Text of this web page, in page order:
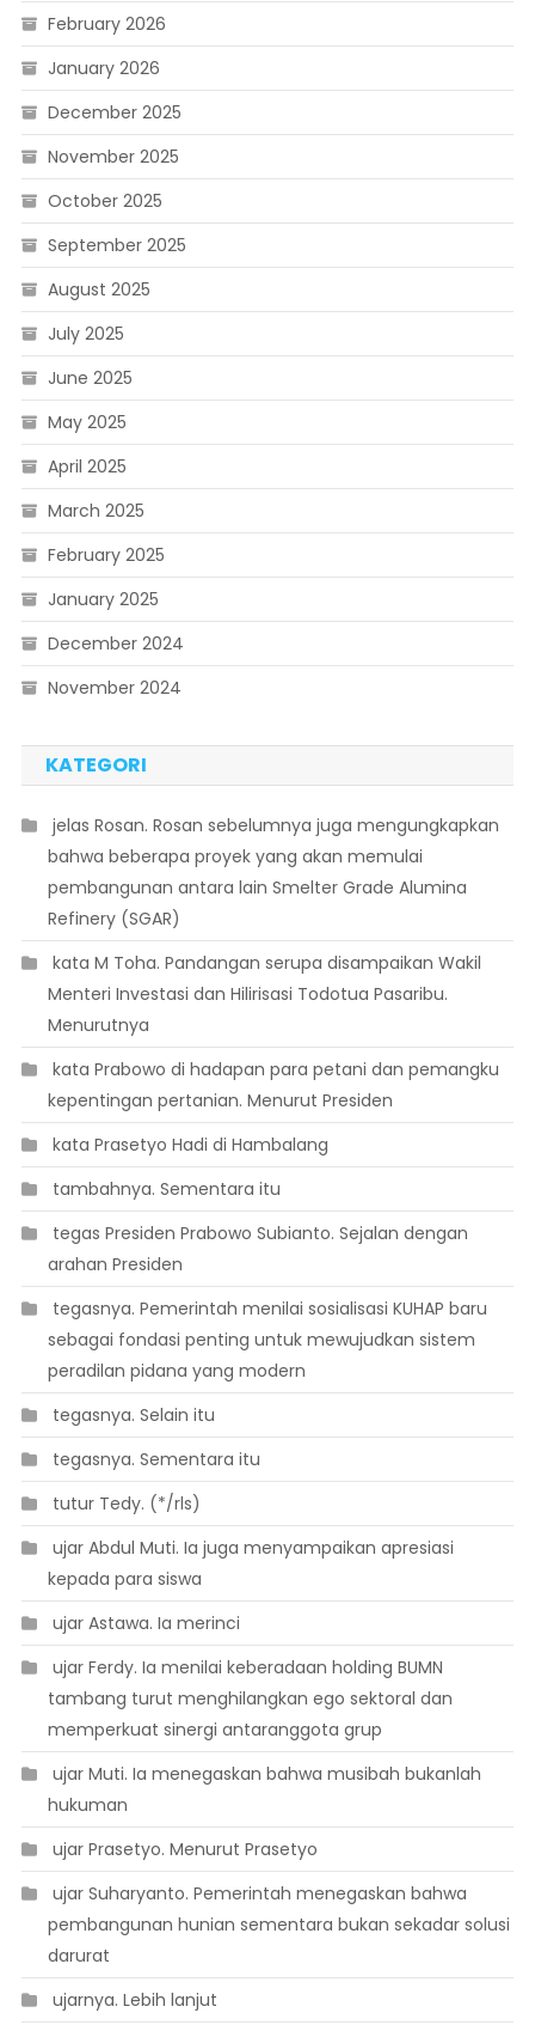
February 2026
January 2026
December 2025
November 2025
October 2025
September 2025
August 2025
July 2025
June 2025
May 2025
April 2025
March 2025
February 2025
January 2025
December 2024
November 2024
KATEGORI
 jelas Rosan. Rosan sebelumnya juga mengungkapkan
bahwa beberapa proyek yang akan memulai
pembangunan antara lain Smelter Grade Alumina
Refinery (SGAR)
 kata M Toha. Pandangan serupa disampaikan Wakil
Menteri Investasi dan Hilirisasi Todotua Pasaribu.
Menurutnya
 kata Prabowo di hadapan para petani dan pemangku
kepentingan pertanian. Menurut Presiden
 kata Prasetyo Hadi di Hambalang
 tambahnya. Sementara itu
 tegas Presiden Prabowo Subianto. Sejalan dengan
arahan Presiden
 tegasnya. Pemerintah menilai sosialisasi KUHAP baru
sebagai fondasi penting untuk mewujudkan sistem
peradilan pidana yang modern
 tegasnya. Selain itu
 tegasnya. Sementara itu
 tutur Tedy. (*/rls)
 ujar Abdul Muti. Ia juga menyampaikan apresiasi
kepada para siswa
 ujar Astawa. Ia merinci
 ujar Ferdy. Ia menilai keberadaan holding BUMN
tambang turut menghilangkan ego sektoral dan
memperkuat sinergi antaranggota grup
 ujar Muti. Ia menegaskan bahwa musibah bukanlah
hukuman
 ujar Prasetyo. Menurut Prasetyo
 ujar Suharyanto. Pemerintah menegaskan bahwa
pembangunan hunian sementara bukan sekadar solusi
darurat
 ujarnya. Lebih lanjut